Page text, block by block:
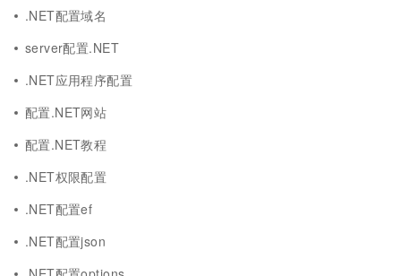
.NET配置域名
server配置.NET
.NET应用程序配置
配置.NET网站
配置.NET教程
.NET权限配置
.NET配置ef
.NET配置json